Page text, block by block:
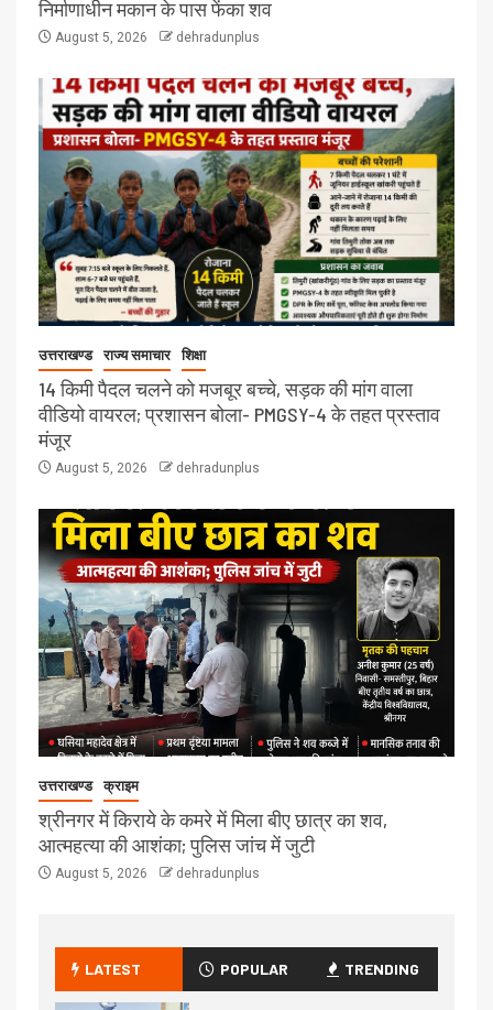
निर्माणाधीन मकान के पास फेंका शव
August 5, 2026 dehradunplus
उत्तराखण्ड राज्य समाचार शिक्षा
14 किमी पैदल चलने को मजबूर बच्चे, सड़क की मांग वाला
वीडियो वायरल; प्रशासन बोला- PMGSY-4 के तहत प्रस्ताव
मंजूर
August 5, 2026 dehradunplus
उत्तराखण्ड क्राइम
श्रीनगर में किराये के कमरे में मिला बीए छात्र का शव,
आत्महत्या की आशंका; पुलिस जांच में जुटी
August 5, 2026 dehradunplus
LATEST POPULAR TRENDING